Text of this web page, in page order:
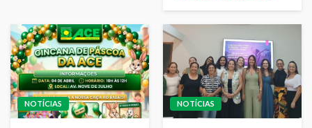
NOTÍCIAS NOTÍCIAS